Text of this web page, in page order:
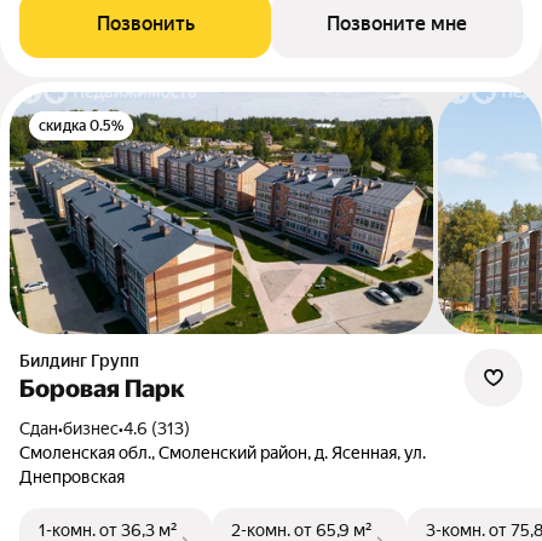
Позвонить Позвоните мне
скидка 0.5%
Билдинг Групп
Боровая Парк
Сдан•бизнес•4.6 (313)
Смоленская обл., Смоленский район, д. Ясенная, ул.
Днепровская
1-комн.от 36,3 м²
2-комн.от 65,9 м²
3-комн.от